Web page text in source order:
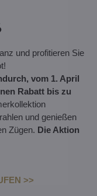
und profitieren Sie
vom 1. April
Rabatt bis zu
und genießen
Zügen. Die Aktion
>>